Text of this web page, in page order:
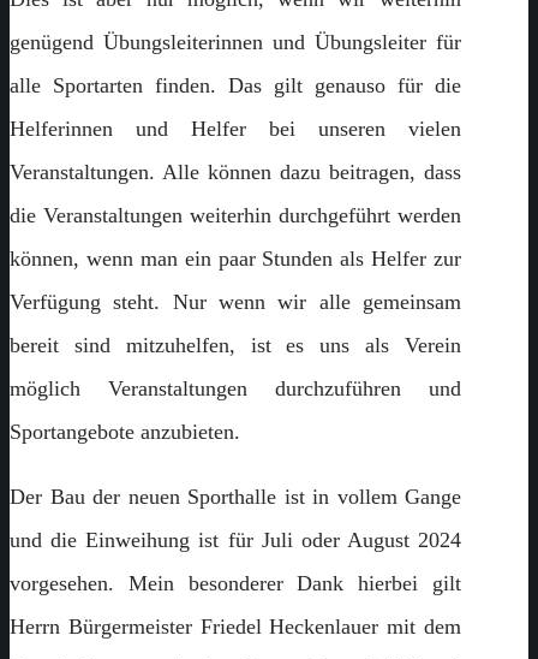
genügend Übungsleiterinnen und Übungsleiter für
alle Sportarten finden. Das gilt genauso für die
Helferinnen und Helfer bei unseren vielen
Veranstaltungen. Alle können dazu beitragen, dass
die Veranstaltungen weiterhin durchgeführt werden
können, wenn man ein paar Stunden als Helfer zur
Verfügung steht. Nur wenn wir alle gemeinsam
bereit sind mitzuhelfen, ist es uns als Verein
möglich Veranstaltungen durchzuführen und
Sportangebote anzubieten.
Der Bau der neuen Sporthalle ist in vollem Gange
und die Einweihung ist für Juli oder August 2024
vorgesehen. Mein besonderer Dank hierbei gilt
Herrn Bürgermeister Friedel Heckenlauer mit dem